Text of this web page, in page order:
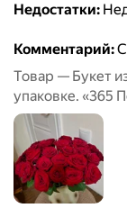
Недостатки:
Комментарий:
Товар — Букет
упаковке. «365